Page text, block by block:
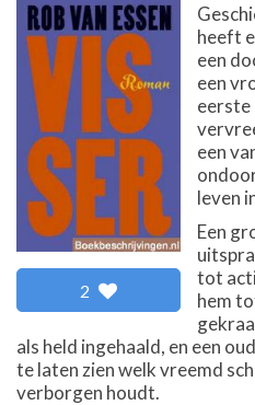
2
heeft
een
een
eerste
een
leven
Een
tot
hem
als held ingehaald, en een
te laten zien welk vreemd
verborgen houdt.